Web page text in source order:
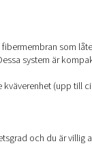
spelar kväve
att täcka över
en